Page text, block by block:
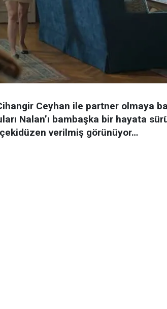
Ceyhan ile partner olmaya
Nalan’ı bambaşka bir hayata
verilmiş görünüyor…